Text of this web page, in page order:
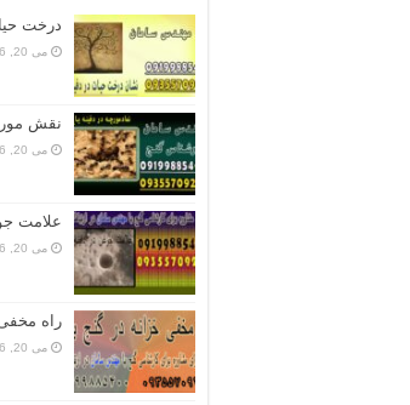
درخت
می 20, 2026
نقش
می 20, 2026
علامت
می 20, 2026
راه
می 20, 2026